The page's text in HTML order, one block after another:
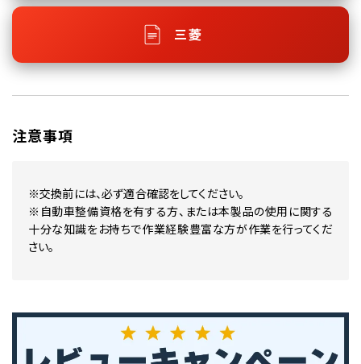
三菱
注意事項
※交換前には、必ず適合確認をしてください。
※自動車整備資格を有する方、または本製品の使用に関する
十分な知識をお持ちで作業経験豊富な方が作業を行ってくだ
さい。